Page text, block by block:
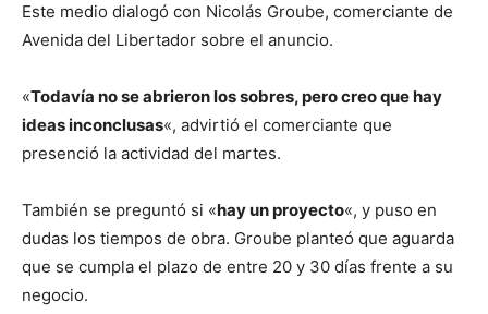
Este medio dialogó con Nicolás Groube, comerciante de
Avenida del Libertador sobre el anuncio.
«Todavía no se abrieron los sobres, pero creo que hay
ideas inconclusas«, advirtió el comerciante que
presenció la actividad del martes.
También se preguntó si «hay un proyecto«, y puso en
dudas los tiempos de obra. Groube planteó que aguarda
que se cumpla el plazo de entre 20 y 30 días frente a su
negocio.